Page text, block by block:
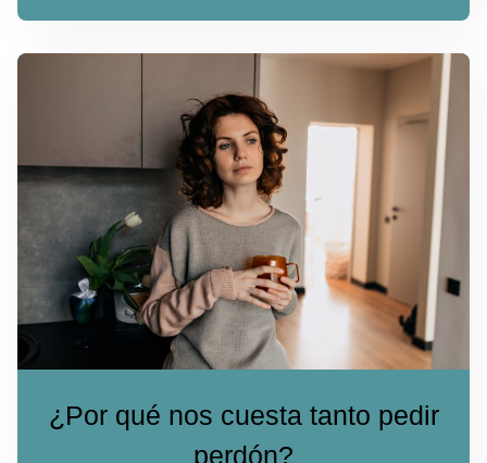
¿Por qué nos cuesta tanto pedir
perdón?